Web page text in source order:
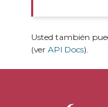
Usted también
(ver API Docs).